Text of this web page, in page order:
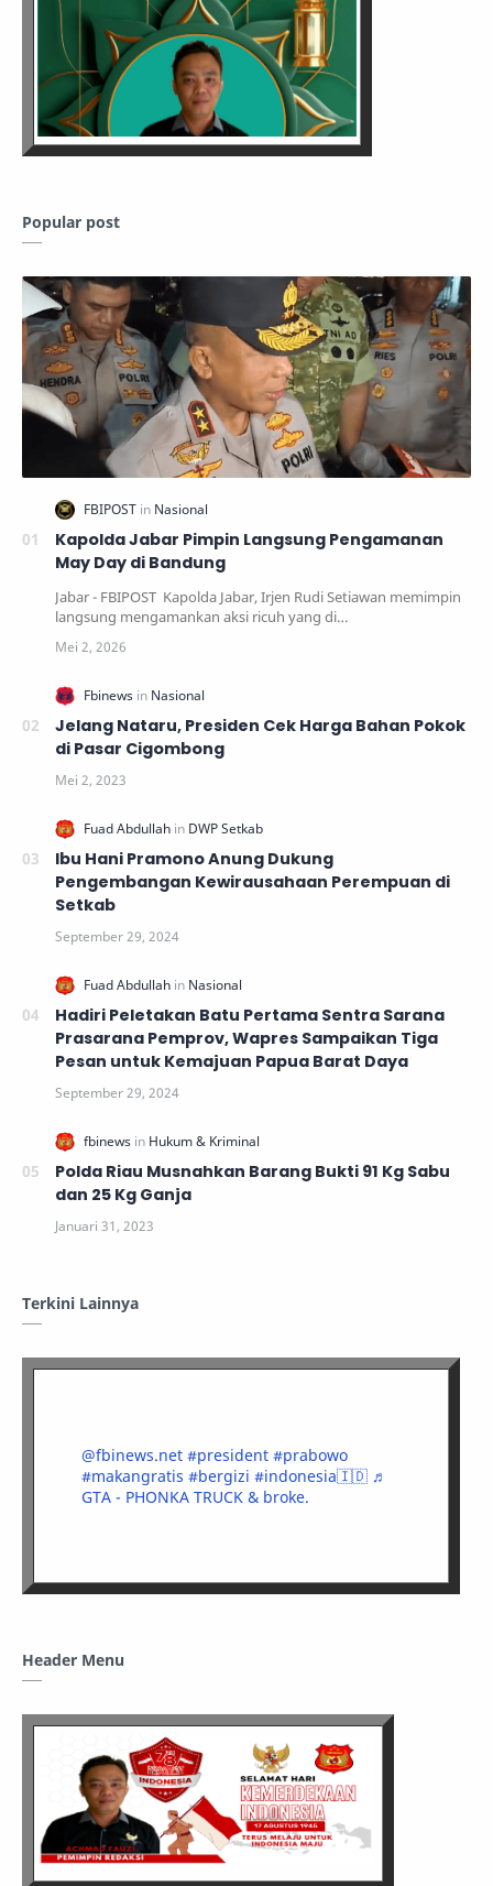
Popular post
Kapolda Jabar Pimpin Langsung Pengamanan
May Day di Bandung
Jabar - FBIPOST Kapolda Jabar, Irjen Rudi Setiawan memimpin
langsung mengamankan aksi ricuh yang di…
Jelang Nataru, Presiden Cek Harga Bahan Pokok
di Pasar Cigombong
Ibu Hani Pramono Anung Dukung
Pengembangan Kewirausahaan Perempuan di
Setkab
Hadiri Peletakan Batu Pertama Sentra Sarana
Prasarana Pemprov, Wapres Sampaikan Tiga
Pesan untuk Kemajuan Papua Barat Daya
Polda Riau Musnahkan Barang Bukti 91 Kg Sabu
dan 25 Kg Ganja
Terkini Lainnya
@fbinews.net #president #prabowo
#makangratis #bergizi #indonesia🇮🇩 ♬
GTA - PHONKA TRUCK & broke.
Header Menu